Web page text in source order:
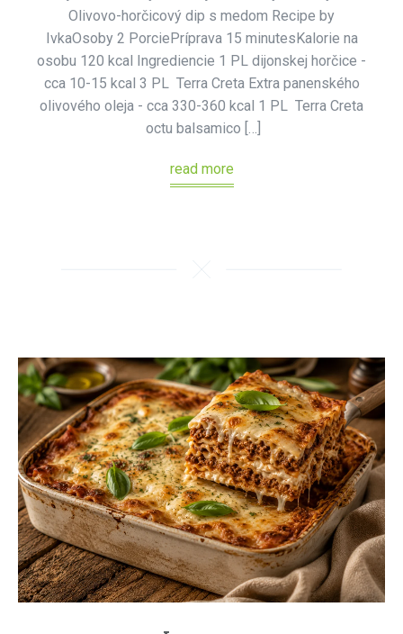
Olivovo-horčicový dip s medom Recipe by
IvkaOsoby 2 PorciePríprava 15 minutesKalorie na
osobu 120 kcal Ingrediencie 1 PL dijonskej horčice -
cca 10-15 kcal 3 PL Terra Creta Extra panenského
olivového oleja - cca 330-360 kcal 1 PL Terra Creta
octu balsamico […]
read more